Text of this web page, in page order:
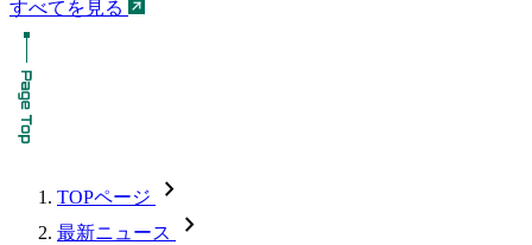
すべてを見る
TOPページ chevron_forward
最新ニュース chevron_forward